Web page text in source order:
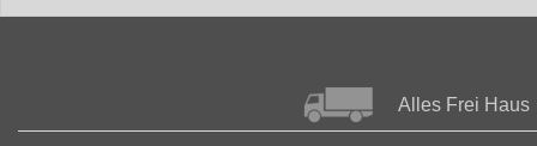
Alles Frei Haus